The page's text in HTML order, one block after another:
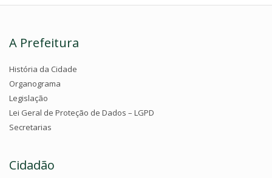
A Prefeitura
História da Cidade
Organograma
Legislação
Lei Geral de Proteção de Dados – LGPD
Secretarias
Cidadão